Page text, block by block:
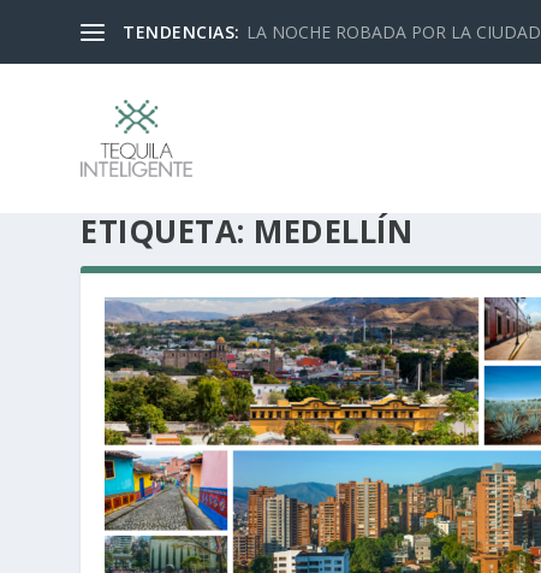
TENDENCIAS: LA NOCHE ROBADA POR LA CIUDAD
ETIQUETA: MEDELLÍN